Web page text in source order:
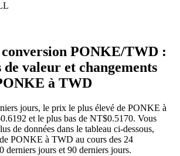
conversion PONKE/TWD :
valeur et changements
à TWD
jours, le prix le plus élevé de PONKE à
et le plus bas de NT$0.5170. Vous
de données dans le tableau ci-dessous,
PONKE à TWD au cours des 24
derniers jours et 90 derniers jours.